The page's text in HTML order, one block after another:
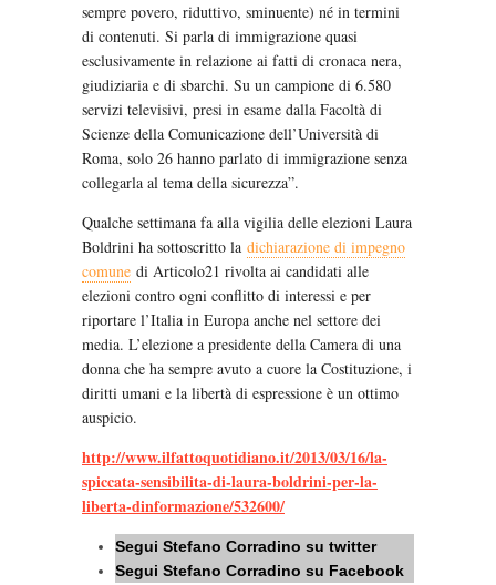
sempre povero, riduttivo, sminuente) né in termini
di contenuti. Si parla di immigrazione quasi
esclusivamente in relazione ai fatti di cronaca nera,
giudiziaria e di sbarchi. Su un campione di 6.580
servizi televisivi, presi in esame dalla Facoltà di
Scienze della Comunicazione dell’Università di
Roma, solo 26 hanno parlato di immigrazione senza
collegarla al tema della sicurezza”.
Qualche settimana fa alla vigilia delle elezioni Laura
Boldrini ha sottoscritto la dichiarazione di impegno
comune di Articolo21 rivolta ai candidati alle
elezioni contro ogni conflitto di interessi e per
riportare l’Italia in Europa anche nel settore dei
media. L’elezione a presidente della Camera di una
donna che ha sempre avuto a cuore la Costituzione, i
diritti umani e la libertà di espressione è un ottimo
auspicio.
http://www.ilfattoquotidiano.it/2013/03/16/la-
spiccata-sensibilita-di-laura-boldrini-per-la-
liberta-dinformazione/532600/
Segui Stefano Corradino su twitter
Segui Stefano Corradino su Facebook